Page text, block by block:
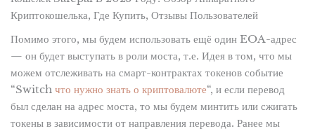
Криптокошелька, Где Купить, Отзывы Пользователей
Помимо этого, мы будем использовать ещё один EOA-адрес
— он будет выступать в роли моста, т.е. Идея в том, что мы
можем отслеживать на смарт-контрактах токенов событие
“Switch что нужно знать о криптовалюте“, и если перевод
был сделан на адрес моста, то мы будем минтить или сжигать
токены в зависимости от направления перевода. Ранее мы